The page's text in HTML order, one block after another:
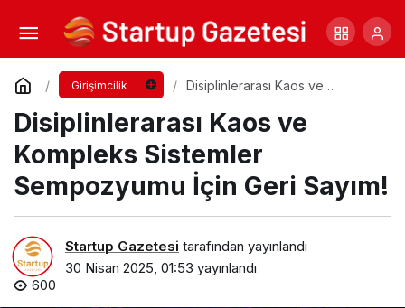
Girişimcilik
Disiplinlerarası Kaos ve
Sempozyumu İçin Geri Sayım!
Disiplinlerarası Kaos ve
Kompleks Sistemler
Sempozyumu İçin Geri Sayım!
Startup Gazetesi tarafından yayınlandı
30 Nisan 2025, 01:53 yayınlandı
600
İstinye Üniversitesi’nde Sosyal Medya
Okuryazarlığına Eleştirel Bir Bakış: Dr. Hüseyin Yaşa
Konuk Oldu
Yorum Yap Paylaş